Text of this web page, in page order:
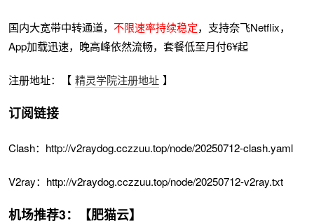
国内大宽带中转通道，不限速率持续稳定，支持奈飞Netflix，
App加载迅速，晚高峰依然流畅，套餐低至月付6¥起
注册地址：【 精灵学院注册地址 】
订阅链接
Clash：http://v2raydog.cczzuu.top/node/20250712-clash.yaml
V2ray：http://v2raydog.cczzuu.top/node/20250712-v2ray.txt
机场推荐3：【肥猫云】